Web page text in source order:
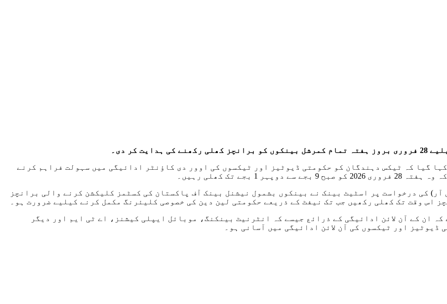
کر دی۔
گیا کہ ٹیکس دہندگان کو حکومتی ڈیوٹیز اور ٹیکسوں کی اوور دی کاؤنٹر ادائیگی میں سہولت فراہم کرنے
بجے تک کھلی رہیں۔
آر) کی درخواست پر اسٹیٹ بینک نے بینکوں بشمول نیشنل بینک آف پاکستان کی کسٹمز کلیکشن کرنے والی برانچز
ان کے آن لائن ادائیگی کے ذرائع جیسے کہ انٹرنیٹ بینکنگ، موبائل ایپلی کیشنز، اے ٹی ایم اور دیگر
اور ٹیکسوں کی آن لائن ادائیگی میں آسانی ہو۔